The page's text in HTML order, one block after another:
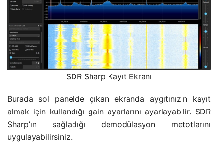
SDR Sharp Kayıt Ekranı
Burada sol panelde çıkan ekranda aygıtınızın kayıt
almak için kullandığı gain ayarlarını ayarlayabilir. SDR
Sharp’ın sağladığı demodülasyon metotlarını
uygulayabilirsiniz.